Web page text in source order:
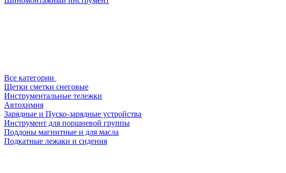
Все категории
Щетки сметки снеговые
Инструментальные тележки
Автохимия
Зарядные и Пуско-зарядные устройства
Инструмент для поршневой группы
Поддоны магнитные и для масла
Подкатные лежаки и сидения